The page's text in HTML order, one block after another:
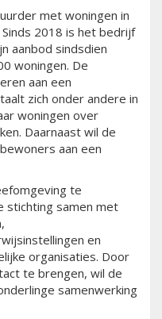
met woningen in
2018 is het bedrijf
aanbod sindsdien
woningen. De
aan een
zich onder andere in
woningen over
Daarnaast wil de
aan een
te
stichting samen met
en
organisaties. Door
te brengen, wil de
samenwerking